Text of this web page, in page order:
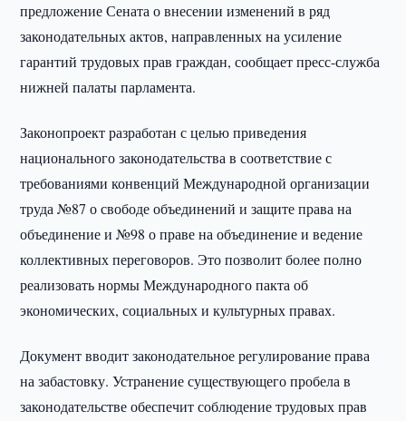
предложение Сената о внесении изменений в ряд
законодательных актов, направленных на усиление
гарантий трудовых прав граждан, сообщает пресс-служба
нижней палаты парламента.
Законопроект разработан с целью приведения
национального законодательства в соответствие с
требованиями конвенций Международной организации
труда №87 о свободе объединений и защите права на
объединение и №98 о праве на объединение и ведение
коллективных переговоров. Это позволит более полно
реализовать нормы Международного пакта об
экономических, социальных и культурных правах.
Документ вводит законодательное регулирование права
на забастовку. Устранение существующего пробела в
законодательстве обеспечит соблюдение трудовых прав